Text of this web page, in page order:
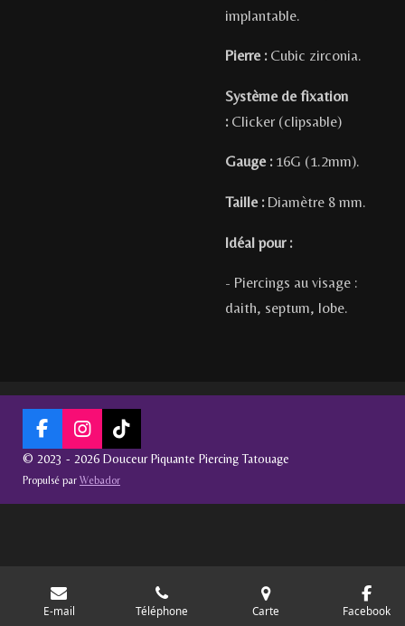
implantable.
Pierre : Cubic zirconia.
Système de fixation
:Clicker (clipsable)
Gauge :16G (1.2mm).
Taille :Diamètre 8 mm.
Idéal pour :
- Piercings au visage :
daith, septum, lobe.
F
a
c
b
I
n
s
t
a
T
i
T
o
© 2023 - 2026 Douceur Piquante Piercing Tatouage
Propulsé par Webador
E-mail Téléphone Carte Facebook